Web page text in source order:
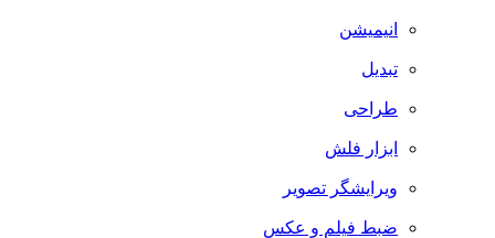
انیمیشن
تبدیل
طراحی
ابزار فلش
ویرایشگر تصویر
ضبط فيلم و عكس